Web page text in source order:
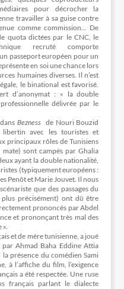
pour décrocher la
travailler à sa guise contre
comme commission… De
quota dictées par le CNC, le
recruté comporte
passeport européen pour un
en soi une chance lors
humaines diverses. Il n’est
le binational est favorisé.
d’anonymat : « la double
délivrée par le
Beznessde Nouri Bouzid
libertin avec les touristes et
principaux rôles de Tunisiens
sont campés par Ghalia
ayant la double nationalité,
(typiquement européens :
Penôt et Marie Jouvet. Il nous
que des passages du
précisément) ont dû être
prononcés par Abdel
et prononçant très mal des
».
et de mère tunisienne, a joué
Ahmad Baha Eddine Attia
présence du comédien Sami
à l’affiche du film, l’exigence
a été respectée. Une ruse
français parlant le dialecte